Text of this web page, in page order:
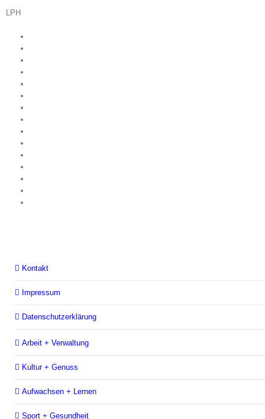
LPH
Kontakt
Impressum
Datenschutzerklärung
Arbeit + Verwaltung
Kultur + Genuss
Aufwachsen + Lernen
Sport + Gesundheit